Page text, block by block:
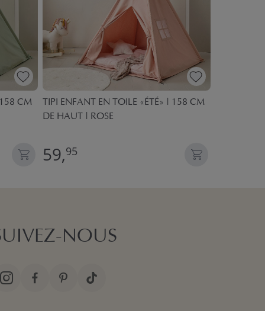
158 CM
TIPI ENFANT EN TOILE «ÉTÉ» | 158 CM
DE HAUT | ROSE
59,95
NOUS